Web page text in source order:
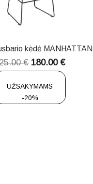
kėdė MANHATTAN
€ 180.00€
UŽSAKYMAMS
-20%